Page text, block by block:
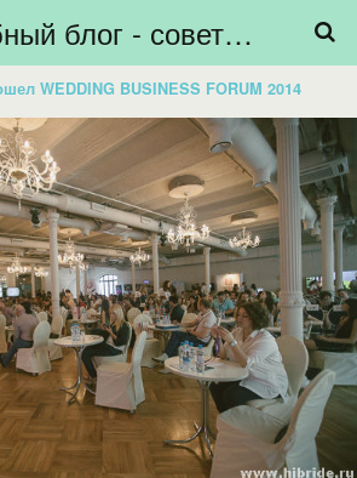
Свадебный блог - советы невестам, подготовка к свадьбе - HiBride
WEDDING BUSINESS FORUM 2014